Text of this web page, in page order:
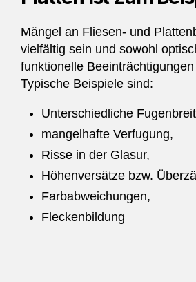
Mängel an Fliesen- und
vielfältig sein und sowohl
funktionelle
Typische Beispiele sind:
Unterschiedliche
mangelhafte Verfugung,
Risse in der Glasur,
Höhenversätze bzw.
Farbabweichungen,
Fleckenbildung